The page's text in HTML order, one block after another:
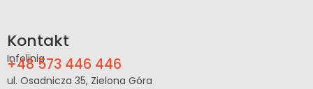
Kontakt
Infolinia
+48 573 446 446
ul. Osadnicza 35, Zielona Góra